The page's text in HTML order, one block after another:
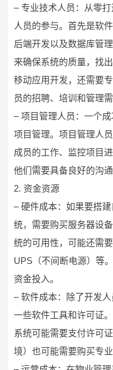
– 专业技术人员：从零
人员的参与。首先是软
后端开发以及数据库管
来确保系统的质量，找
移动应用开发，还需要
员的招聘、培训和管理
– 项目管理人员：一个
项目管理。项目管理人
成员的工作、监控项目
他们需要具备良好的沟
2. 资金资源
– 硬件成本：如果要搭
统，需要购买服务器设
统的可用性，可能还需
UPS（不间断电源）等
资金投入。
– 软件成本：除了开发
一些软件工具和许可证
系统可能需要支付许可
境）也可能需要购买专业